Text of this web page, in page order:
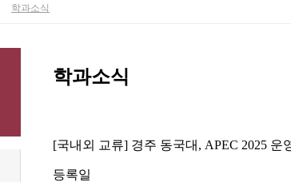
학과소식
학과소식
[국내외 교류] 경주 동국대, APEC 2025 운
등록일